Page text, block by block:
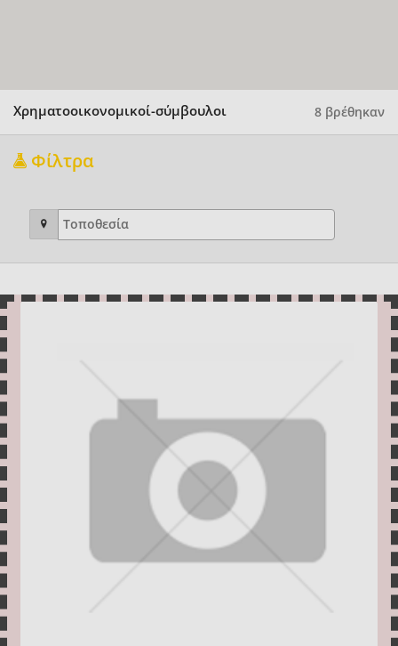
Χρηματοοικονομικοί-σύμβουλοι 8 βρέθηκαν
Φίλτρα